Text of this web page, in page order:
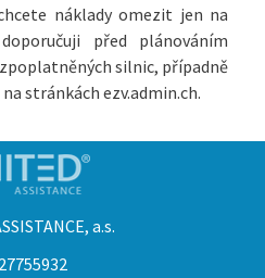
náklady omezit jen na
před plánováním
zpoplatněných silnic, případně
na stránkách ezv.admin.ch.
a.s.